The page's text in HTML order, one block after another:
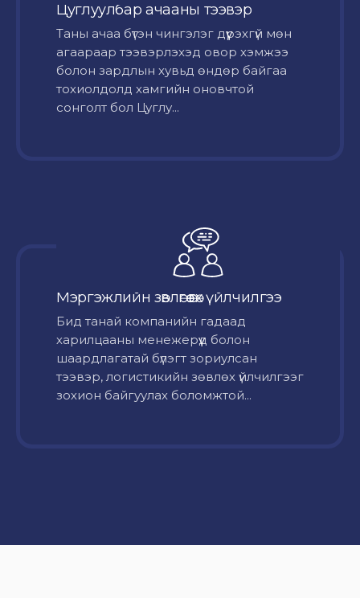
Цуглуулбар ачааны тээвэр
Таны ачаа бүтэн чингэлэг дүүрэхгүй мөн
агаараар тээвэрлэхэд овор хэмжээ
болон зардлын хувьд өндөр байгаа
тохиолдолд хамгийн оновчтой
сонголт бол Цуглу...
Мэргэжлийн зөвлөгөө өгөх үйлчилгээ
Бид танай компанийн гадаад
харилцааны менежерүүд болон
шаардлагатай бүлэгт зориулсан
тээвэр, логистикийн зөвлөх үйлчилгээг
зохион байгуулах боломжтой...